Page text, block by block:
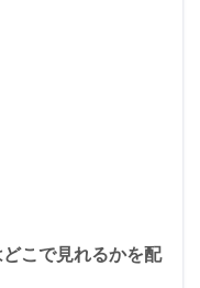
こで見れるかを配